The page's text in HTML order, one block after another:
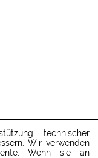
technischer
Wir verwenden
Wenn sie an